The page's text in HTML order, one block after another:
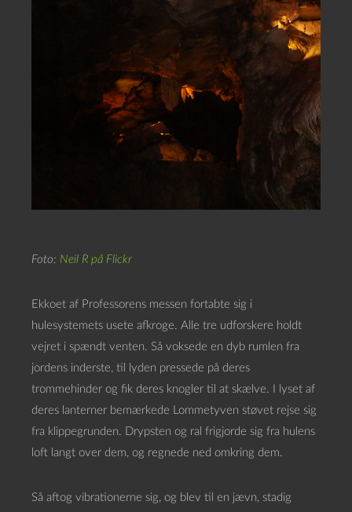
Foto: Neil R på Flickr
Ekkoet af Professorens messen fortabte sig i
hulesystemets usete afkroge. Alle tre udforskere holdt
vejret i spændt venten. Så voksede en dyb rumlen fra
jordens inderste, til lyden pressede på deres
trommehinder og fik deres knogler til at skælve. I lyset af
deres lanterner bemærkede Lommetyven støvet rejse sig
fra klippegrunden. Drypsten og ral frigjorde sig fra hulens
loft langt over dem, og regnede ned omkring dem.
Så aftog vibrationerne sig, og blev til en jævn, stadig